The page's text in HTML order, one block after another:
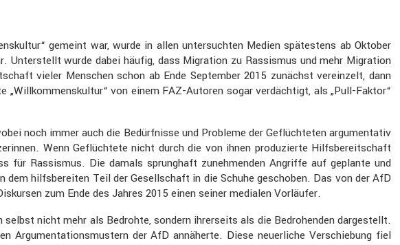
gemeint war, wurde in allen unter­suchten Medien spätes­tens ab Oktober
Unter­stellt wurde dabei häufig, dass Migra­tion zu Rassismus und mehr Migra­tion
vieler Menschen schon ab Ende September 2015 zunächst verein­zelt, dann
von einem FAZ-Autoren sogar verdäch­tigt, als „Pull-Faktor“
noch immer auch die Bedürf­nisse und Probleme der Geflüch­teten argumen­tativ
Wenn Geflüch­tete nicht durch die von ihnen produ­zierte Hilfs­be­reit­schaft
für Rassismus. Die damals sprung­haft zuneh­menden Angriffe auf geplante und
dem hilfs­be­reiten Teil der Gesell­schaft in die Schuhe geschoben. Das von der AfD
zum Ende des Jahres 2015 einen seiner medialen Vorläufer.
nicht mehr als Bedrohte, sondern ihrer­seits als die Bedro­henden darge­stellt.
Argumen­ta­ti­ons­mus­tern der AfD annäherte. Diese neuer­liche Verschie­bung fiel